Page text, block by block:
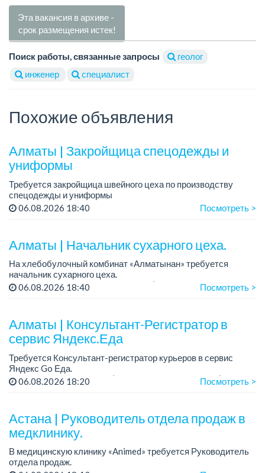
Эта вакансия в архиве -
срок размещения истек!
Поиск работы, связанные запросы
геолог
инженер
специалист
Похожие объявления
Алматы | Закройщица спецодежды и
униформы
Требуется закройщица швейного цеха по производству
спецодежды и униформы
Рабочий день с 9:00 до 18:00
06.08.2026 18:40 Посмотреть >
Алматы | Начальник сухарного цеха.
На хлебобулочный комбинат «Алматынан» требуется
начальник сухарного цеха.
Зарплата: от 300 000 тенге на руки (обсуждается на
Требования: оп...
06.08.2026 18:40 Посмотреть >
Алматы | Консультант-Регистратор в
сервис Яндекс.Еда
Требуется Консультант-регистратор курьеров в сервис
Яндекс Go Еда.
Условия: работа в офисе (Абылай хана - Макатаева).
06.08.2026 18:20 Посмотреть >
Астана | Руководитель отдела продаж в
медклинику.
В медицинскую клинику «Animed» требуется Руководитель
отдела продаж.